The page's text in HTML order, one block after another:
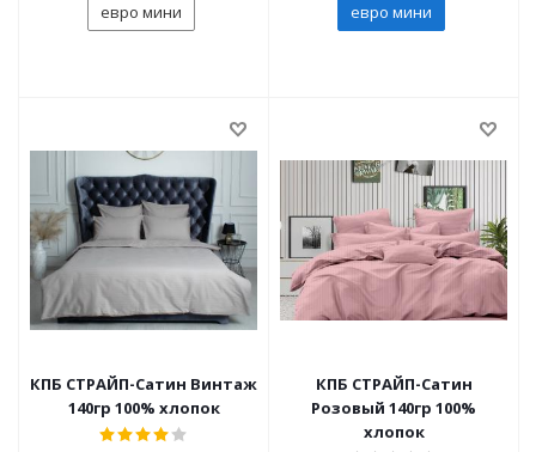
евро мини
евро мини
КПБ СТРАЙП-Сатин Винтаж
140гр 100% хлопок
КПБ СТРАЙП-Сатин
Розовый 140гр 100%
хлопок